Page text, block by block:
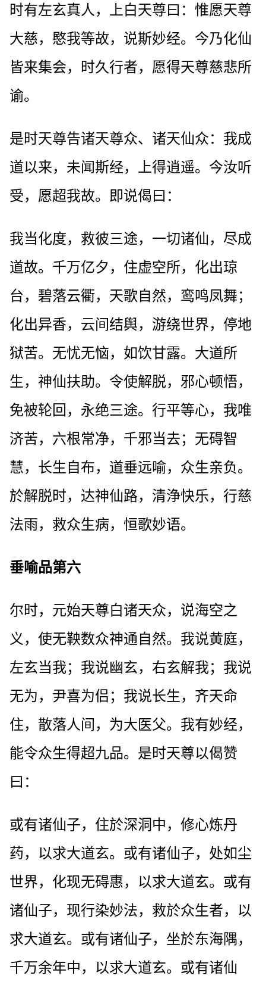
时有左玄真人，上白天尊曰：惟愿天尊
大慈，愍我等故，说斯妙经。今乃化仙
皆来集会，时久行者，愿得天尊慈悲所
谕。
是时天尊告诸天尊众、诸天仙众：我成
道以来，未闻斯经，上得逍遥。今汝听
受，愿超我故。即说偈曰：
我当化度，救彼三途，一切诸仙，尽成
道故。千万亿夕，住虚空所，化出琼
台，碧落云衢，天歌自然，鸾鸣凤舞；
化出异香，云间结舆，游绕世界，停地
狱苦。无忧无恼，如饮甘露。大道所
生，神仙扶助。令使解脱，邪心顿悟，
免被轮回，永绝三途。行平等心，我唯
济苦，六根常净，千邪当去；无碍智
慧，长生自布，道垂远喻，众生亲负。
於解脱时，达神仙路，清浄快乐，行慈
法雨，救众生病，恒歌妙语。
垂喻品第六
尔时，元始天尊白诸天众，说海空之
义，使无鞅数众神通自然。我说黄庭，
左玄当我；我说幽玄，右玄解我；我说
无为，尹喜为侣；我说长生，齐天命
住，散落人间，为大医父。我有妙经，
能令众生得超九品。是时天尊以偈赞
曰：
或有诸仙子，住於深洞中，修心炼丹
药，以求大道玄。或有诸仙子，处如尘
世界，化现无碍惠，以求大道玄。或有
诸仙子，现行染妙法，救於众生者，以
求大道玄。或有诸仙子，坐於东海隅，
千万余年中，以求大道玄。或有诸仙